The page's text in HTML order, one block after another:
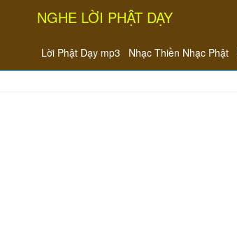
NGHE LỜI PHẬT DẠY
Lời Phật Dạy mp3 Nhạc Thiền Nhạc Phật